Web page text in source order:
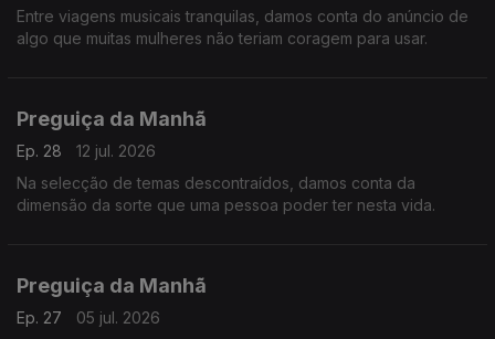
Entre viagens musicais tranquilas, damos conta do anúncio de
algo que muitas mulheres não teriam coragem para usar.
Preguiça da Manhã
Ep. 28
12 jul. 2026
Na selecção de temas descontraídos, damos conta da
dimensão da sorte que uma pessoa poder ter nesta vida.
Preguiça da Manhã
Ep. 27
05 jul. 2026